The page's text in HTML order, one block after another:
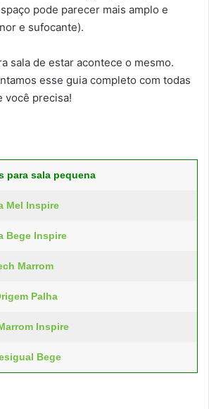
pode parecer mais amplo e
e sufocante).
sala de estar acontece o mesmo.
esse guia completo com todas
você precisa!
para sala pequena
Mel Inspire
Bege Inspire
Marrom
Palha
Inspire
Bege